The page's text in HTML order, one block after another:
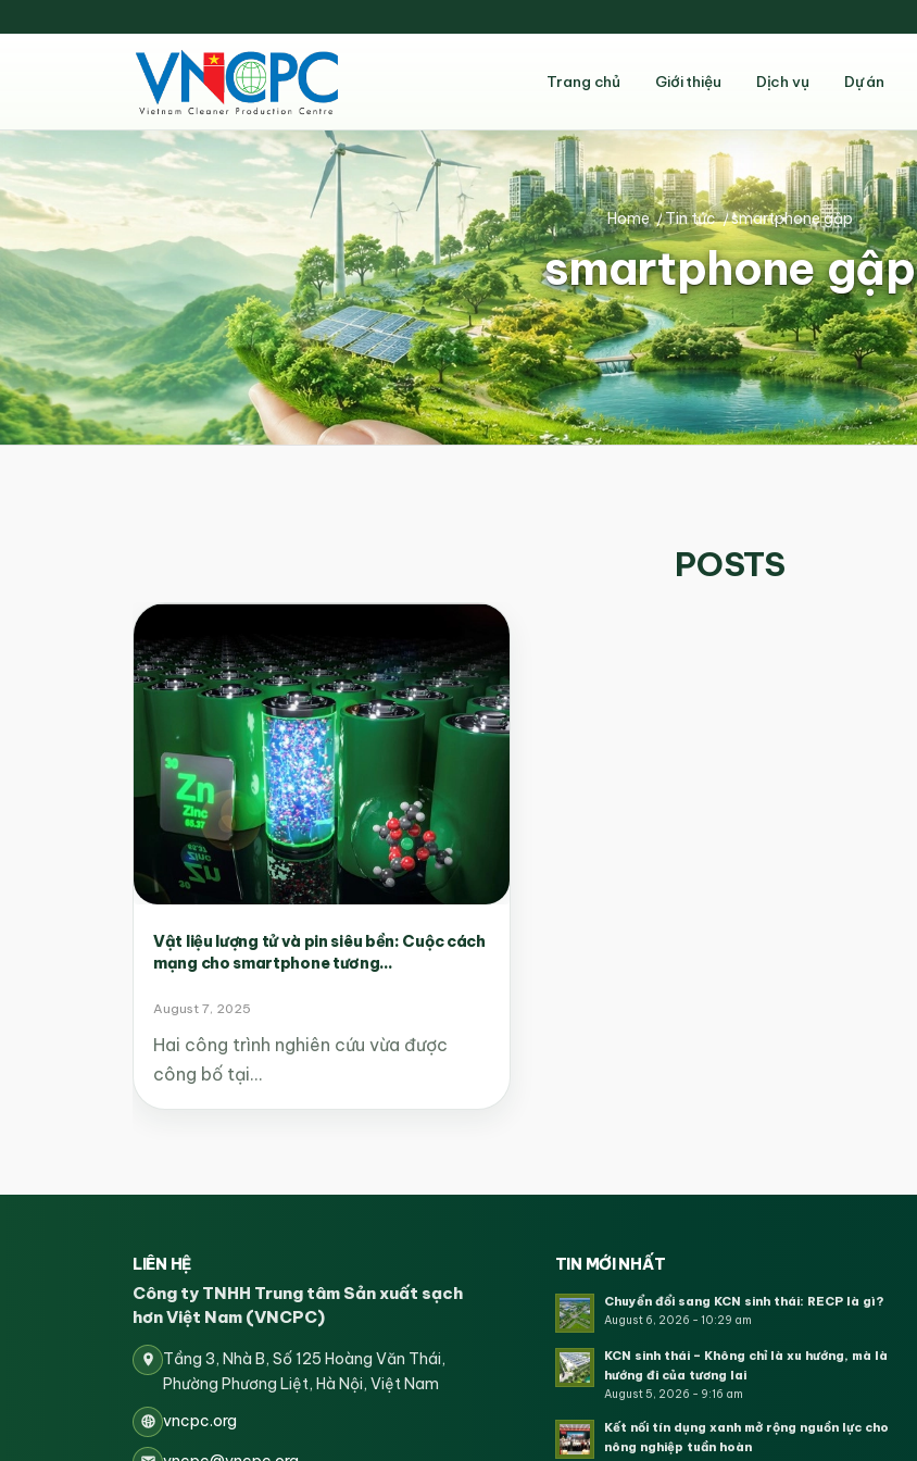
Trang chủ Giới thiệu Dịch vụ Dự án
smartphone gập
Home /Tin tức /smartphone gập
POSTS
Vật liệu lượng tử và pin siêu bền: Cuộc cách
mạng cho smartphone tương...
August 7, 2025
Hai công trình nghiên cứu vừa được
công bố tại…
LIÊN HỆ
Công ty TNHH Trung tâm Sản xuất sạch
hơn Việt Nam (VNCPC)
Tầng 3, Nhà B, Số 125 Hoàng Văn Thái,
Phường Phương Liệt, Hà Nội, Việt Nam
vncpc.org
TIN MỚI NHẤT
Chuyển đổi sang KCN sinh thái: RECP là gì?
August 6, 2026 - 10:29 am
KCN sinh thái – Không chỉ là xu hướng, mà là
hướng đi của tương lai
August 5, 2026 - 9:16 am
Kết nối tín dụng xanh mở rộng nguồn lực cho
nông nghiệp tuần hoàn